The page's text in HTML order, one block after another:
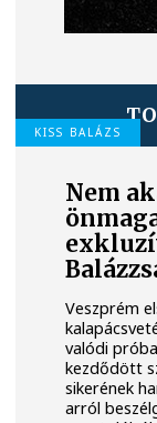
KISS BALÁZS
Nem
Veszprém
valódi
kezdődött
sikerének
arról